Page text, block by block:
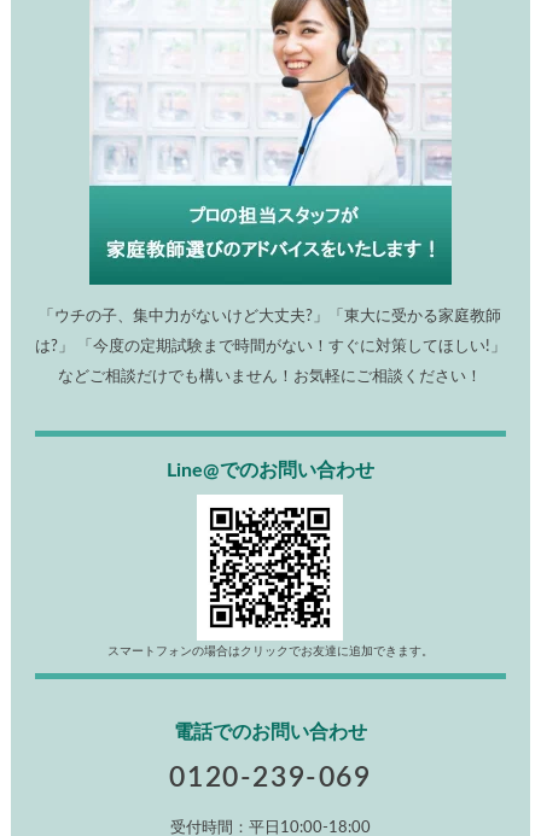
「ウチの子、集中力がないけど大丈夫?」「東大に受かる家庭教師
は?」 「今度の定期試験まで時間がない！すぐに対策してほしい!」
などご相談だけでも構いません！お気軽にご相談ください！
Line@でのお問い合わせ
スマートフォンの場合はクリックでお友達に追加できます。
電話でのお問い合わせ
0120-239-069
受付時間：平日10:00-18:00